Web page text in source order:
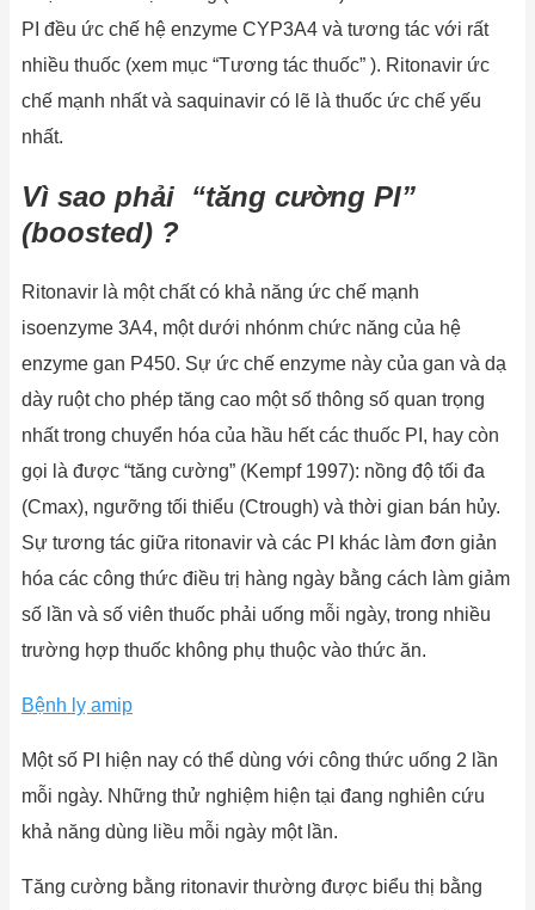
PI đều ức chế hệ enzyme CYP3A4 và tương tác với rất
nhiều thuốc (xem mục “Tương tác thuốc” ). Ritonavir ức
chế mạnh nhất và saquinavir có lẽ là thuốc ức chế yếu
nhất.
Vì sao phải “tăng cường PI”
(boosted) ?
Ritonavir là một chất có khả năng ức chế mạnh
isoenzyme 3A4, một dưới nhónm chức năng của hệ
enzyme gan P450. Sự ức chế enzyme này của gan và dạ
dày ruột cho phép tăng cao một số thông số quan trọng
nhất trong chuyển hóa của hầu hết các thuốc PI, hay còn
gọi là được “tăng cường” (Kempf 1997): nồng độ tối đa
(Cmax), ngưỡng tối thiểu (Ctrough) và thời gian bán hủy.
Sự tương tác giữa ritonavir và các PI khác làm đơn giản
hóa các công thức điều trị hàng ngày bằng cách làm giảm
số lần và số viên thuốc phải uống mỗi ngày, trong nhiều
trường hợp thuốc không phụ thuộc vào thức ăn.
Bệnh lỵ amip
Một số PI hiện nay có thể dùng với công thức uống 2 lần
mỗi ngày. Những thử nghiệm hiện tại đang nghiên cứu
khả năng dùng liều mỗi ngày một lần.
Tăng cường bằng ritonavir thường được biểu thị bằng